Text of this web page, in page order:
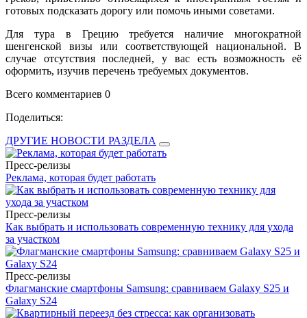
готовых подсказать дорогу или помочь иными советами.
Для тура в Грецию требуется наличие многократной
шенгенской визы или соответствующей национальной. В
случае отсутствия последней, у вас есть возможность её
оформить, изучив перечень требуемых документов.
Всего комментариев 0
Поделиться:
ДРУГИЕ НОВОСТИ РАЗДЕЛА
Пресс-релизы
Реклама, которая будет работать
Пресс-релизы
Как выбрать и использовать современную технику для ухода
за участком
Пресс-релизы
Флагманские смартфоны Samsung: сравниваем Galaxy S25 и
Galaxy S24